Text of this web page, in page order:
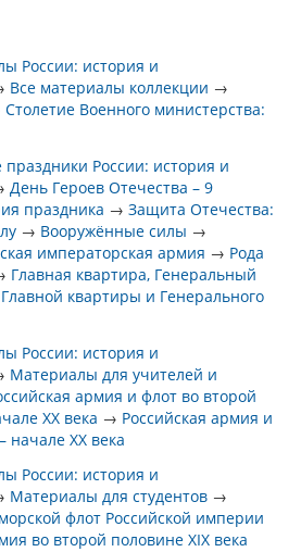
России: история и
Все материалы коллекции →
Столетие Военного министерства:
праздники России: история и
День Героев Отечества – 9
праздника →Защита Отечества:
→ Вооружённые силы →
императорская армия → Рода
Главная квартира, Генеральный
квартиры и Генерального
России: история и
Материалы для учителей и
армия и флот во второй
XX века → Российская армия и
начале XX века
России: история и
Материалы для студентов →
флот Российской империи
во второй половине XIX века